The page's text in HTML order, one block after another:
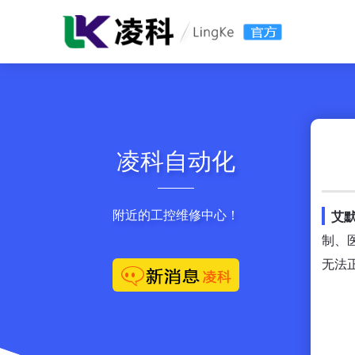
凌科自动化
附近的工控维修中心！
艾
制、
无法